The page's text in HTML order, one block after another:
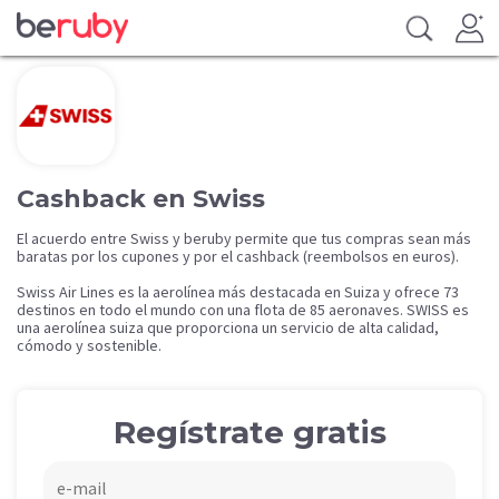
Cashback en Swiss
El acuerdo entre Swiss y beruby permite que tus compras sean más
baratas por los cupones y por el cashback (reembolsos en euros).
Swiss Air Lines es la aerolínea más destacada en Suiza y ofrece 73
destinos en todo el mundo con una flota de 85 aeronaves. SWISS es
una aerolínea suiza que proporciona un servicio de alta calidad,
cómodo y sostenible.
Regístrate gratis